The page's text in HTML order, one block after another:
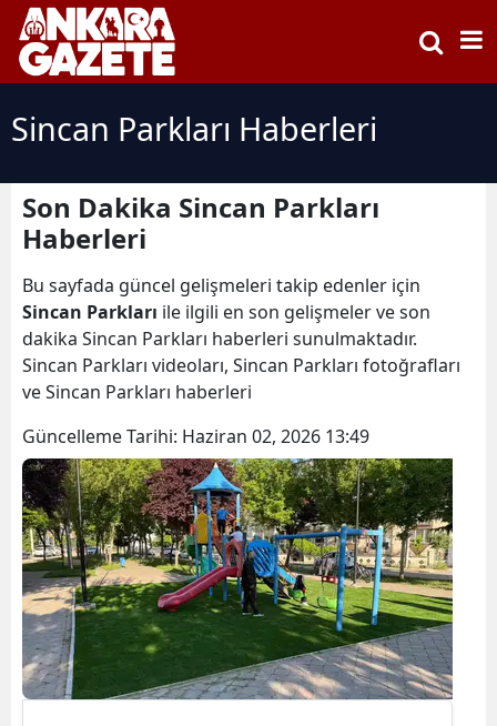
Sincan Parkları Haberleri
Son Dakika Sincan Parkları
Haberleri
Bu sayfada güncel gelişmeleri takip edenler için
Sincan Parkları ile ilgili en son gelişmeler ve son
dakika Sincan Parkları haberleri sunulmaktadır.
Sincan Parkları videoları, Sincan Parkları fotoğrafları
ve Sincan Parkları haberleri
Güncelleme Tarihi: Haziran 02, 2026 13:49